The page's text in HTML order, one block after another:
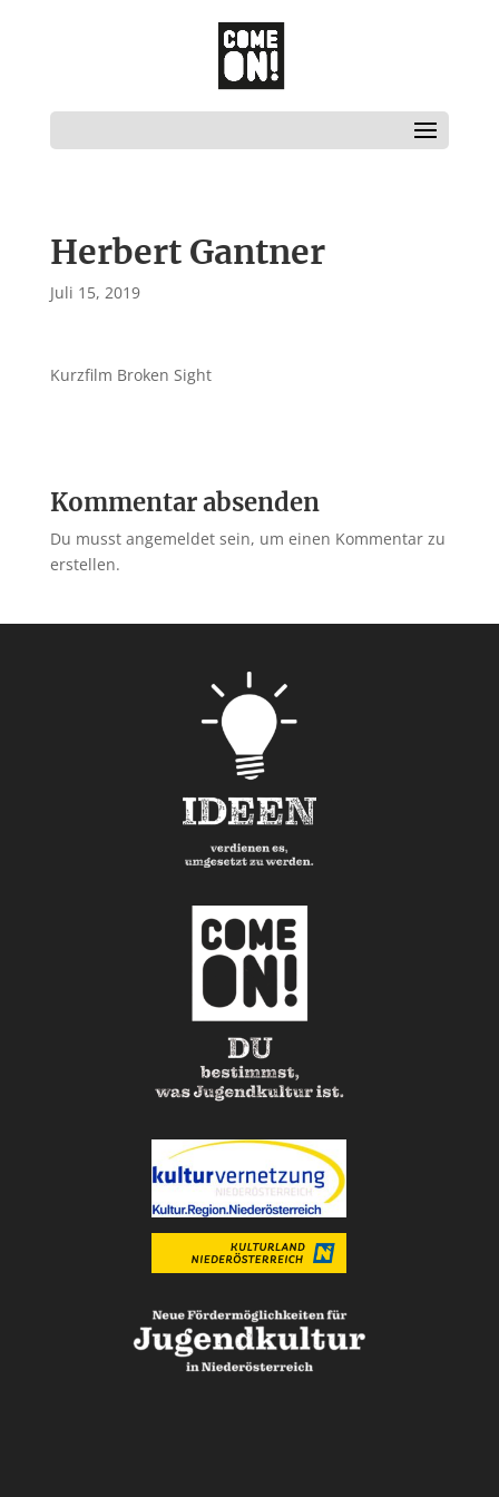
Herbert Gantner
Juli 15, 2019
Kurzfilm Broken Sight
Kommentar absenden
Du musst angemeldet sein, um einen Kommentar zu
erstellen.